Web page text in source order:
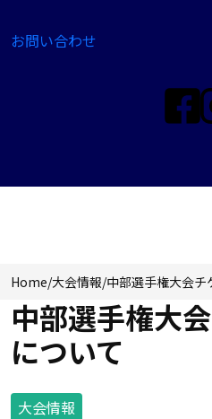
お問い合わせ
Home/大会情報/中部選手権大会チ
中部選手権大
について
大会情報